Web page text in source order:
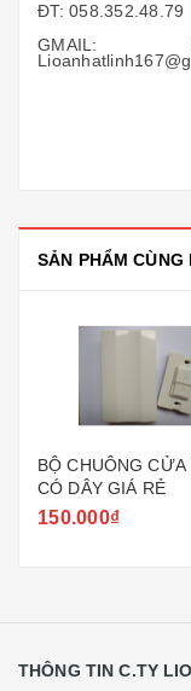
ĐT: 058.352.48.79
GMAIL:
SẢN PHẨM CÙNG
BỘ CHUÔNG CỬA
CÓ DÂY GIÁ RẺ
150.000₫
THÔNG TIN C.TY